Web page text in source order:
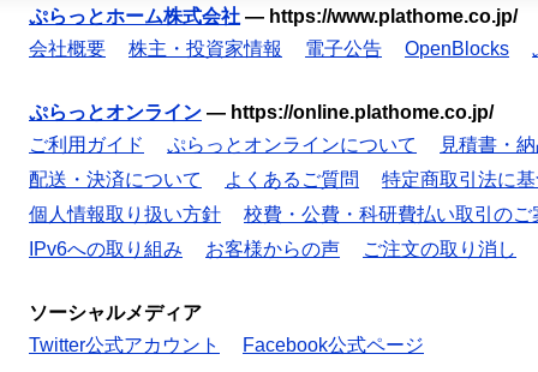
ぷらっとホーム株式会社 — https://www.plathome.co.jp/
会社概要
株主・投資家情報 電子公告 OpenBlocks
ぷらっとオンライン — https://online.plathome.co.jp/
ご利用ガイド
ぷらっとオンラインについて
見積書・
配送・決済について
よくあるご質問
特定商取引法に
個人情報取り扱い方針
校費・公費・科研費払い取引のご
IPv6への取り組み
お客様からの声 ご注文の取り消し
ソーシャルメディア
Twitter公式アカウント
Facebook公式ページ